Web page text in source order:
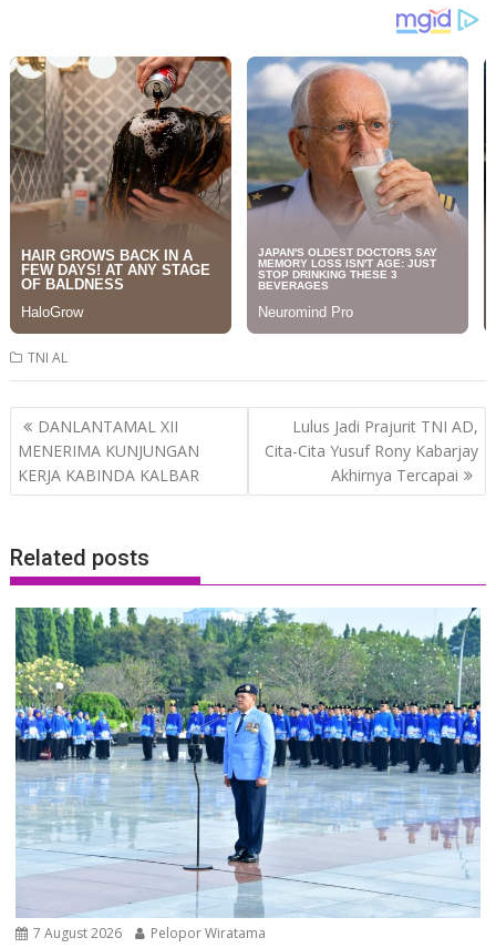
TNI AL
Post
navigation
DANLANTAMAL XII
MENERIMA KUNJUNGAN
KERJA KABINDA KALBAR
Lulus Jadi Prajurit TNI AD,
Cita-Cita Yusuf Rony Kabarjay
Akhirnya Tercapai
Related posts
7 August 2026 Pelopor Wiratama